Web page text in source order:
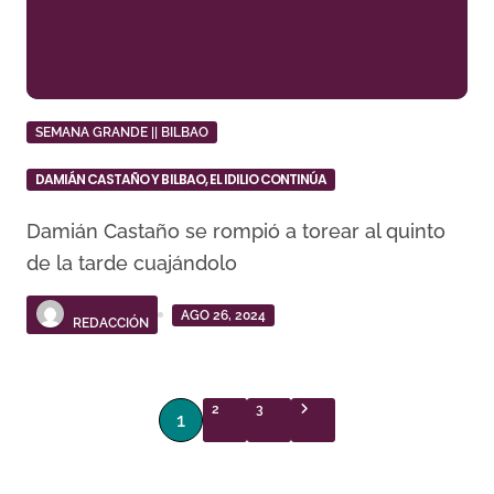
SEMANA GRANDE || BILBAO
DAMIÁN CASTAÑO Y BILBAO, EL IDILIO CONTINÚA
Damián Castaño se rompió a torear al quinto
de la tarde cuajándolo
REDACCIÓN
AGO 26, 2024
P1 2 3